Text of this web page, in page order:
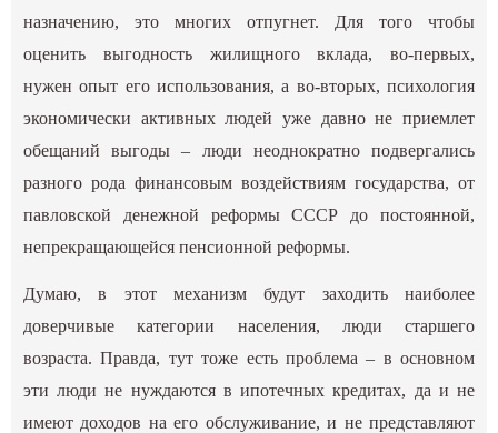
назначению, это многих отпугнет. Для того чтобы
оценить выгодность жилищного вклада, во-первых,
нужен опыт его использования, а во-вторых, психология
экономически активных людей уже давно не приемлет
обещаний выгоды – люди неоднократно подвергались
разного рода финансовым воздействиям государства, от
павловской денежной реформы СССР до постоянной,
непрекращающейся пенсионной реформы.
Думаю, в этот механизм будут заходить наиболее
доверчивые категории населения, люди старшего
возраста. Правда, тут тоже есть проблема – в основном
эти люди не нуждаются в ипотечных кредитах, да и не
имеют доходов на его обслуживание, и не представляют